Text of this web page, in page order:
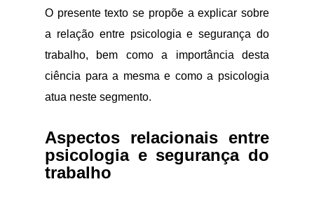
O presente texto se propõe a explicar sobre
a relação entre psicologia e segurança do
trabalho, bem como a importância desta
ciência para a mesma e como a psicologia
atua neste segmento.
Aspectos relacionais entre
psicologia e segurança do
trabalho